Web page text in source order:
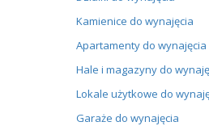
Kamienice do wynajęcia
Apartamenty do wynajęcia
Hale i magazyny do
Lokale użytkowe do
Garaże do wynajęcia